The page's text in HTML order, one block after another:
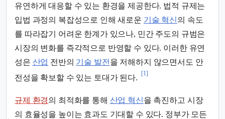
유연하게 대응할 수 있는 환경을 제공한다. 법적 규제는
입법 과정의 복잡성으로 인해 새로운 기술 혁신의 속도
를 따라잡기 어려운 한계가 있으나, 민간 주도의 규범은
시장의 변화를 즉각적으로 반영할 수 있다. 이러한 유연
성은 산업 전반의 기술 발전 을 저해하지 않으면서도 안
전성을 확보할 수 있는 토대가 된다.
[1]
규제 환경의 최적화를 통해 산업 혁신을 촉진하고 시장
의 효율성을 높이는 효과도 기대할 수 있다. 정부가 모든